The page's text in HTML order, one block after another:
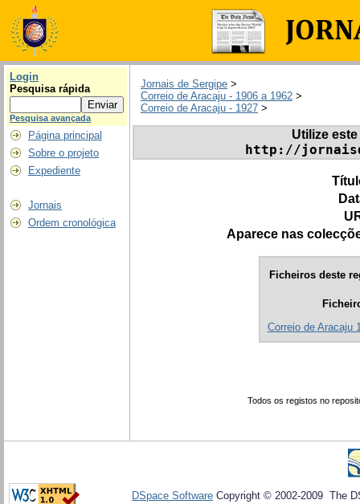
Login
Pesquisa rápida
Pesquisa avançada
Página principal
Sobre o projeto
Expediente
Jornais
Ordem cronológica
Jornais de Sergipe >
Correio de Aracaju - 1906 a 1962 >
Correio de Aracaju - 1927 >
Utilize
http://
Aparece nas
Ficheiros deste
Correio de Aracaju
Todos os registos no
DSpace Software Copyright © 2002-2009 The